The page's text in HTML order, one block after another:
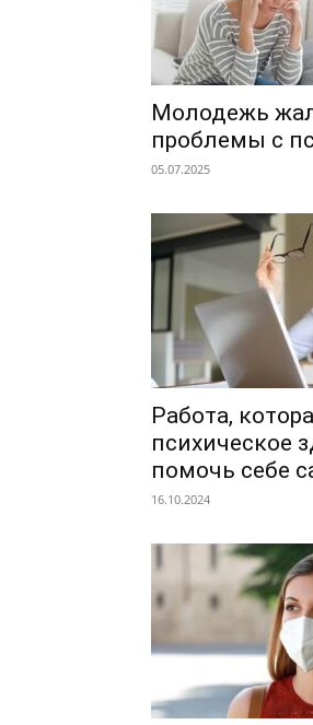
Молодежь
проблемы с
05.07.2025
Работа,
психическое
помочь себе
16.10.2024